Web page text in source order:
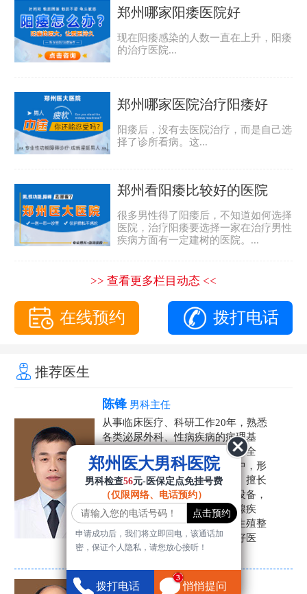
郑州哪家阳痿医院好
现在阳痿感染的人数一直在上升，阳痿
的治疗医院...
郑州哪家医院治疗阳痿好
阳痿后，没有去医院治疗，而是自己选
择了诊所看病。这...
郑州看阳痿比较好的医院
很多男性得了阳痿后，不知道如何选择
医院，治疗阳痿要选择一家在治疗男性
疾病方面有一定建树的医院。...
>> 查看更多栏目动态 <<
在线预约 拨打电话
推荐医生
陈锋 男科主任
从事临床医疗、科研工作20年，熟悉
各类泌尿外科、性病疾病的病理基
础，诊断治疗和临床操作，技术全
面。在男科疾病的诊断和诊疗中，形
成了一套独具特色的诊疗方案。擅长
运用国内外先进的医学技术和设备，
科学诊疗各类阳痿早泄、前列腺疾
病、射精障碍、性病、HPV、生殖整
形等疾病，是患者非常信赖的好医
生。
张营富
男科主任
郑州医大男科医院
男科检查56元-医保定点免挂号费
（仅限网络、电话预约）
申请成功后，我们将立即回电，该通话加
密，保证个人隐私，请您放心接听！
拨打电话 悄悄提问